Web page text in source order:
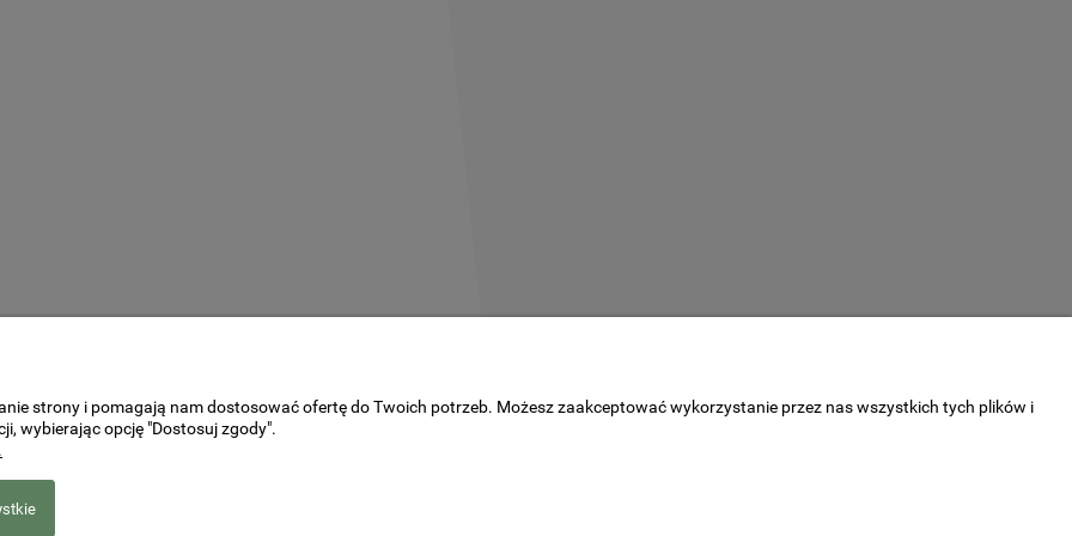
strony i pomagają nam dostosować ofertę do Twoich potrzeb. Możesz zaakceptować wykorzystanie przez nas wszystkich tych plików i
wybierając opcję "Dostosuj zgody".